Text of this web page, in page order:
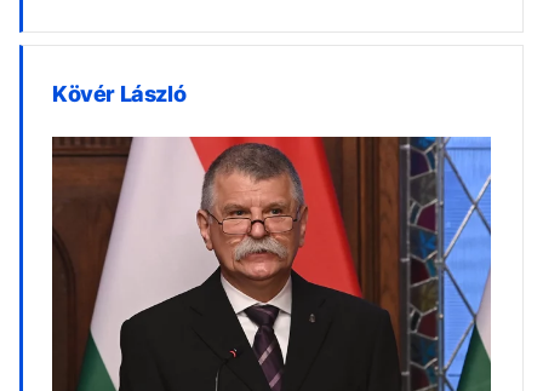
Kövér László